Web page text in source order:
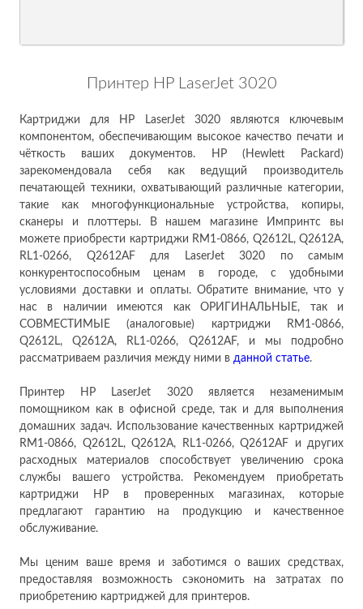
Принтер HP LaserJet 3020
Картриджи для HP LaserJet 3020 являются ключевым
компонентом, обеспечивающим высокое качество печати и
чёткость ваших документов. HP (Hewlett Packard)
зарекомендовала себя как ведущий производитель
печатающей техники, охватывающий различные категории,
такие как многофункциональные устройства, копиры,
сканеры и плоттеры. В нашем магазине Импринтс вы
можете приобрести картриджи RM1-0866, Q2612L, Q2612A,
RL1-0266, Q2612AF для LaserJet 3020 по самым
конкурентоспособным ценам в городе, с удобными
условиями доставки и оплаты. Обратите внимание, что у
нас в наличии имеются как ОРИГИНАЛЬНЫЕ, так и
СОВМЕСТИМЫЕ (аналоговые) картриджи RM1-0866,
Q2612L, Q2612A, RL1-0266, Q2612AF, и мы подробно
рассматриваем различия между ними в данной статье.
Принтер HP LaserJet 3020 является незаменимым
помощником как в офисной среде, так и для выполнения
домашних задач. Использование качественных картриджей
RM1-0866, Q2612L, Q2612A, RL1-0266, Q2612AF​ и других
расходных материалов способствует увеличению срока
службы вашего устройства. Рекомендуем приобретать
картриджи HP в проверенных магазинах, которые
предлагают гарантию на продукцию и качественное
обслуживание.
Мы ценим ваше время и заботимся о ваших средствах,
предоставляя возможность сэкономить на затратах по
приобретению картриджей для принтеров.